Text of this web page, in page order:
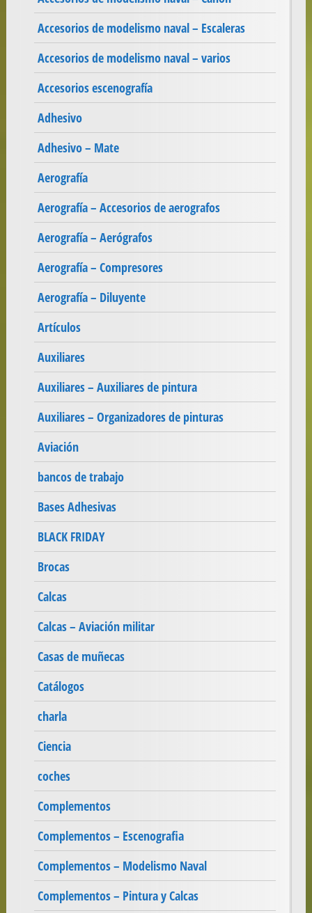
Accesorios de modelismo naval – Escaleras
Accesorios de modelismo naval – varios
Accesorios escenografía
Adhesivo
Adhesivo – Mate
Aerografía
Aerografía – Accesorios de aerografos
Aerografía – Aerógrafos
Aerografía – Compresores
Aerografía – Diluyente
Artículos
Auxiliares
Auxiliares – Auxiliares de pintura
Auxiliares – Organizadores de pinturas
Aviación
bancos de trabajo
Bases Adhesivas
BLACK FRIDAY
Brocas
Calcas
Calcas – Aviación militar
Casas de muñecas
Catálogos
charla
Ciencia
coches
Complementos
Complementos – Escenografia
Complementos – Modelismo Naval
Complementos – Pintura y Calcas